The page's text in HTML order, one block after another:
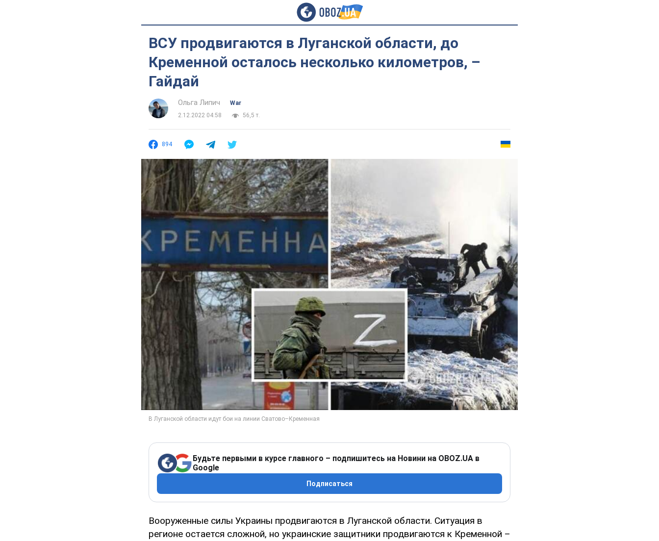
ВСУ продвигаются в Луганской области, до
Кременной осталось несколько километров, –
Гайдай
Ольга Липич
War
2.12.2022 04:58
56,5 т.
894
Будьте первыми в курсе главного – подпишитесь на Новини на OBOZ.UA в
Google
Подписаться
Вооруженные силы Украины продвигаются в Луганской области. Ситуация в
регионе остается сложной, но украинские защитники продвигаются к Кременной –